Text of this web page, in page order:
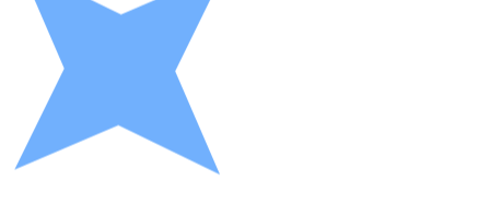
Añade fondos a tu cuenta Bitnovo o realiza compras
Comprar con Transferencia
Tarjeta de crédito / débito
Utiliza tarjetas Visa y Mastercard para comprar